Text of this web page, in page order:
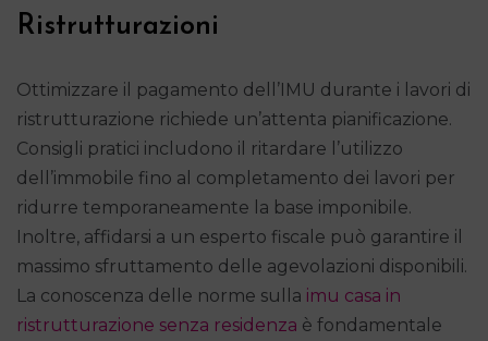
Ristrutturazioni
Ottimizzare il pagamento dell’IMU durante i lavori di
ristrutturazione richiede un’attenta pianificazione.
Consigli pratici includono il ritardare l’utilizzo
dell’immobile fino al completamento dei lavori per
ridurre temporaneamente la base imponibile.
Inoltre, affidarsi a un esperto fiscale può garantire il
massimo sfruttamento delle agevolazioni disponibili.
La conoscenza delle norme sulla imu casa in
ristrutturazione senza residenza è fondamentale